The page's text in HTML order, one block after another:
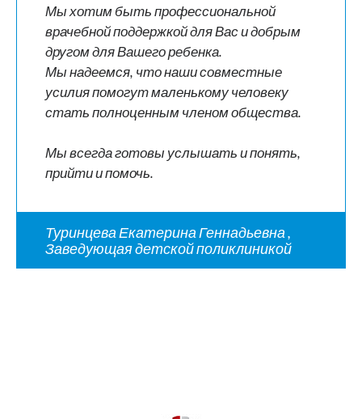
Мы хотим быть профессиональной
врачебной поддержкой для Вас и добрым
другом для Вашего ребенка.
Мы надеемся, что наши совместные
усилия помогут маленькому человеку
стать полноценным членом общества.
Мы всегда готовы услышать и понять,
прийти и помочь.
Туринцева Екатерина Геннадьевна ,
Заведующая детской поликлиникой